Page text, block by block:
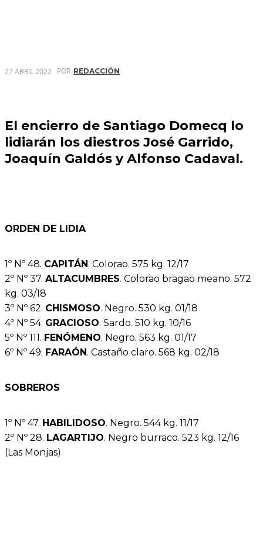
27 ABRIL 2022 POR REDACCIÓN
El encierro de Santiago Domecq lo
lidiarán los diestros José Garrido,
Joaquín Galdós y Alfonso Cadaval.
ORDEN DE LIDIA
1º Nº 48. CAPITÁN. Colorao. 575 kg. 12/17
2º Nº 37. ALTACUMBRES. Colorao bragao meano. 572
kg. 03/18
3º Nº 62. CHISMOSO. Negro. 530 kg. 01/18
4º Nº 54. GRACIOSO. Sardo. 510 kg. 10/16
5º Nº 111. FENÓMENO. Negro. 563 kg. 01/17
6º Nº 49. FARAÓN. Castaño claro. 568 kg. 02/18
SOBREROS
1º Nº 47. HABILIDOSO. Negro. 544 kg. 11/17
2º Nº 28. LAGARTIJO. Negro burraco. 523 kg. 12/16
(Las Monjas)